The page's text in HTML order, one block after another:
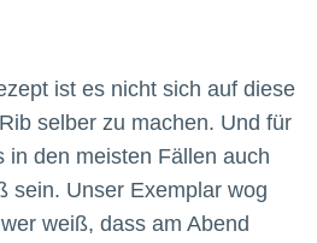
ist es nicht sich auf diese
selber zu machen. Und für
in den meisten Fällen auch
sein. Unser Exemplar wog
weiß, dass am Abend